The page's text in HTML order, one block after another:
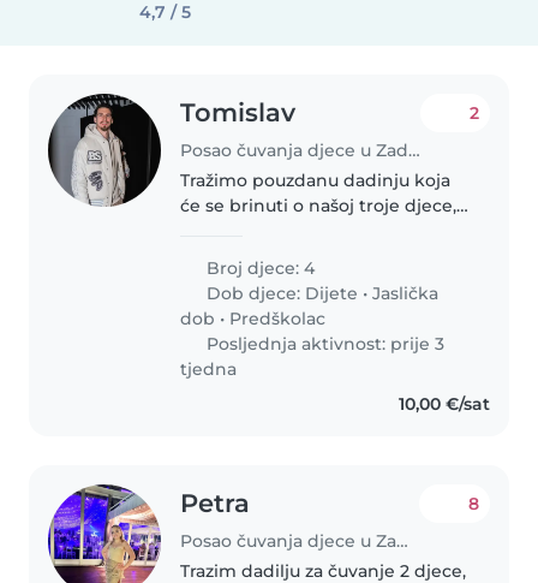
4,7 / 5
Tomislav
Posao čuvanja djece u Zadar
2
Tražimo pouzdanu dadinju koja
će se brinuti o našoj troje djece,
mališana. Potrebna nam je
dadilja koja je ugodna u
kuhanju(ponekad), obavljanju
kućanskih..
Broj djece: 4
Dob djece: Dijete •Jaslička
dob • Predškolac
Posljednja aktivnost: prije 3
tjedna
10,00 €/sat
Petra
Posao čuvanja djece u Zadar
8
Trazim dadilju za čuvanje 2 djece,